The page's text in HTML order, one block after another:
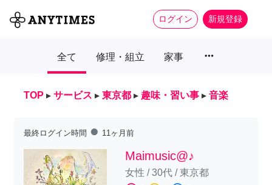
ログイン 新規登録
全て 修理・組立 家事 more_horiz
TOP ▸ サービス ▸ 東京都 ▸ 趣味・習い事 ▸ 音楽
最終ログイン時間 fiber_manual_record 11ヶ月前
Maimusic@♪
女性 /30代/東京都